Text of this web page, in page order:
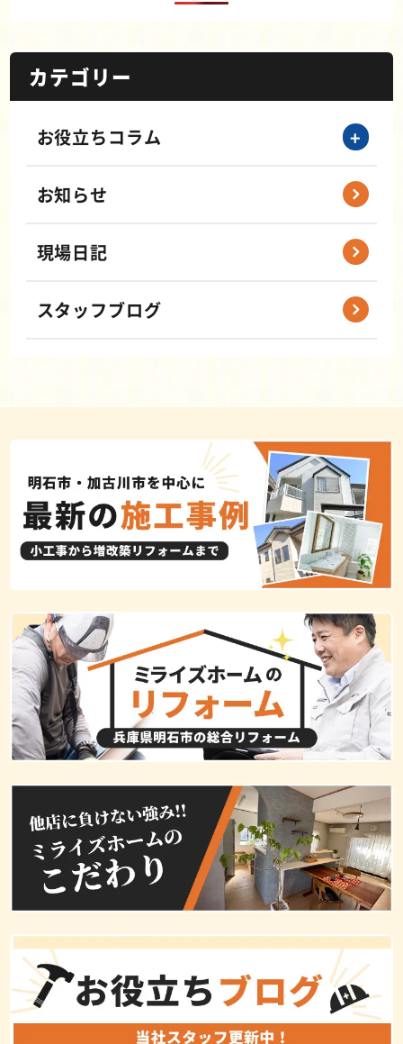
カテゴリー
お役立ちコラム
お知らせ
現場日記
スタッフブログ